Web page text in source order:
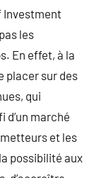
Investment
les
En effet, à la
placer sur des
qui
marché
et les
possibilité aux